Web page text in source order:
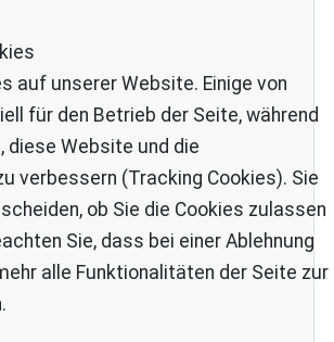
auf unserer Website. Einige von
für den Betrieb der Seite, während
diese Website und die
verbessern (Tracking Cookies). Sie
ob Sie die Cookies zulassen
Sie, dass bei einer Ablehnung
alle Funktionalitäten der Seite zur